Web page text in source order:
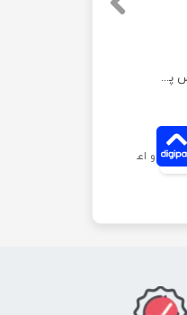
غذای خشک گربه رفلکس پلاس مدل مادر و نوزاد وزن 1.5 کیلوگرم